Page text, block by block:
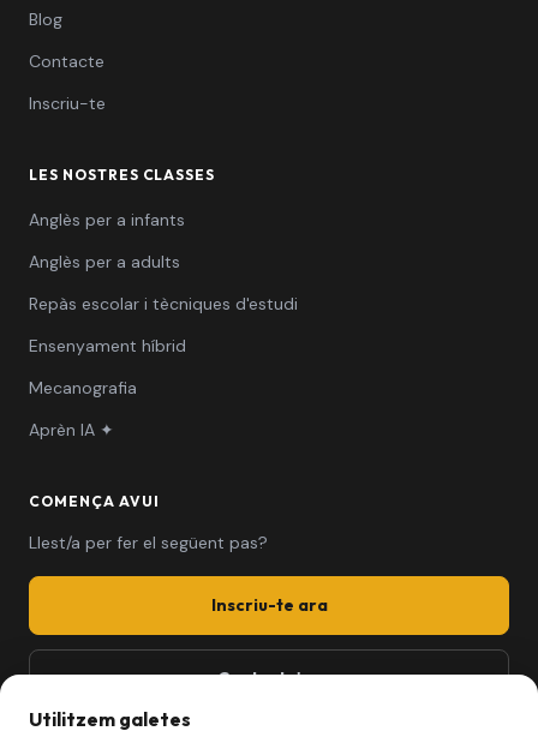
Blog
Contacte
Inscriu-te
LES NOSTRES CLASSES
Anglès per a infants
Anglès per a adults
Repàs escolar i tècniques d'estudi
Ensenyament híbrid
Mecanografia
Aprèn IA ✦
COMENÇA AVUI
Llest/a per fer el següent pas?
Inscriu-te ara
Contacta'ns
Utilitzem galetes